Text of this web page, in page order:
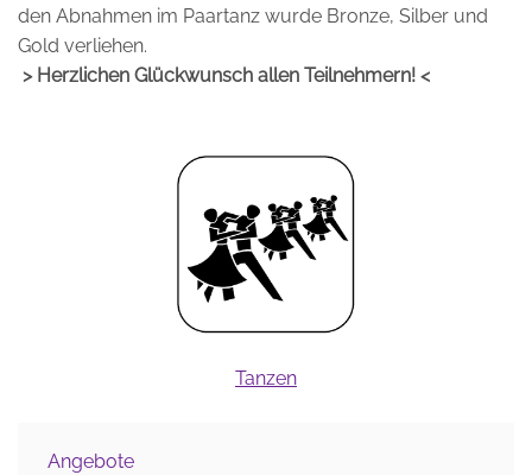
den Abnahmen im Paartanz wurde Bronze, Silber und
Gold verliehen.
> Herzlichen Glückwunsch allen Teilnehmern! <
Tanzen
Angebote